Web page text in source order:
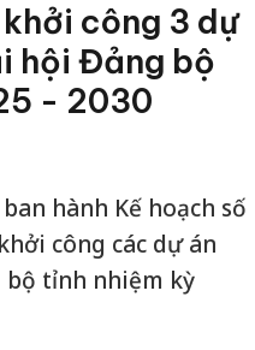
công 3 dự
hội Đảng bộ
- 2030
hành Kế hoạch số
công các dự án
tỉnh nhiệm kỳ